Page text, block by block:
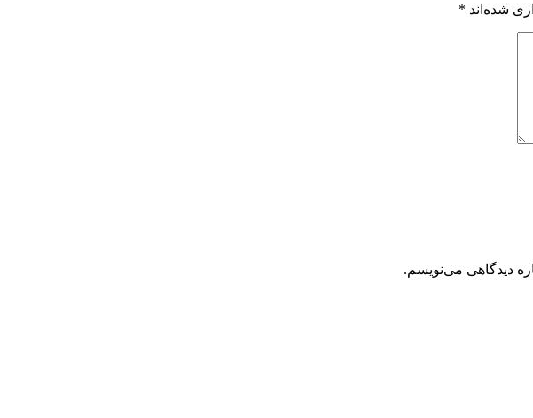
شده‌اند *
دیدگاهی می‌نویسم.